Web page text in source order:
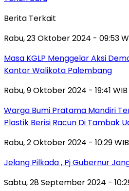
Berita Terkait
Rabu, 23 Oktober 2024 - 09:53
Masa KGLP Menggelar Aksi
Kantor Walikota Palembang
Rabu, 9 Oktober 2024 - 19:41 WIB
Warga Bumi Pratama Mandiri
Plastik Berisi Racun Di Tambak
Rabu, 2 Oktober 2024 - 10:29 WIB
Jelang Pilkada , Pj Gubernur
Sabtu, 28 September 2024 -